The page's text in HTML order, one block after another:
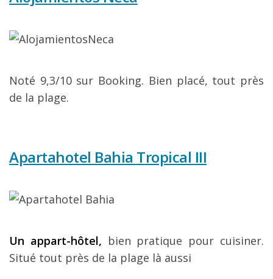
Noté 9,3/10 sur Booking. Bien placé, tout près
de la plage.
Apartahotel Bahia Tropical III
Un appart-hôtel, bien pratique pour cuisiner.
Situé tout près de la plage là aussi